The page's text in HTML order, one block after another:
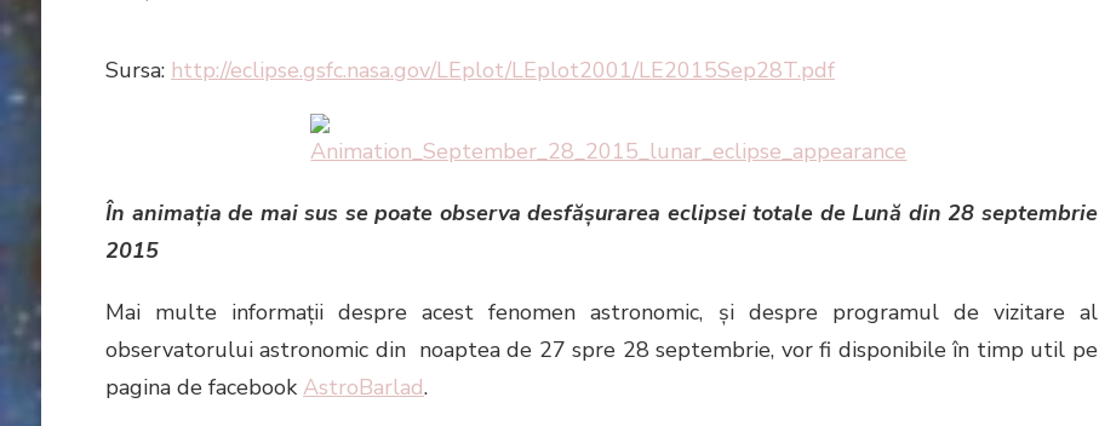
Sursa: http://eclipse.gsfc.nasa.gov/LEplot/LEplot2001/LE2015Sep28T.pdf
În animaţia de mai sus se poate observa desfăşurarea eclipsei totale de Lună din 28 septembrie
2015
Mai multe informaţii despre acest fenomen astronomic, şi despre programul de vizitare al
observatorului astronomic din noaptea de 27 spre 28 septembrie, vor fi disponibile în timp util pe
pagina de facebook AstroBarlad.